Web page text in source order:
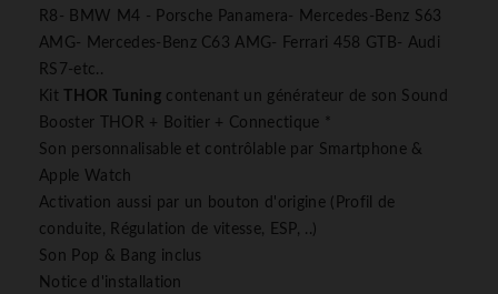
R8- BMW M4 - Porsche Panamera- Mercedes-Benz S63
AMG- Mercedes-Benz C63 AMG- Ferrari 458 GTB- Audi
RS7-etc..
Kit
THOR Tuningcontenant un générateur de son Sound
Booster THOR + Boitier + Connectique *
Son personnalisable et contrôlable par Smartphone &
Apple Watch
Activation aussi par un bouton d'origine (Profil de
conduite, Régulation de vitesse, ESP, ..)
Son Pop & Bang inclus
Notice d'installation